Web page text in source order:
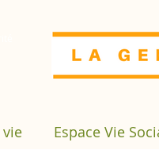
Espace Vie